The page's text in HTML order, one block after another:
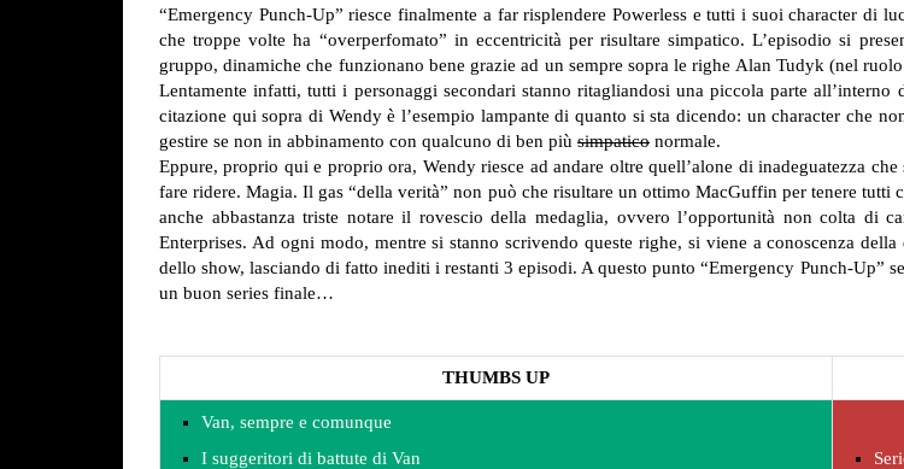
“Emergency Punch-Up” riesce finalmente a far risplendere Powerless e tutti i suoi character di
che troppe volte ha “overperfomato” in eccentricità per risultare simpatico. L’episodio si
gruppo, dinamiche che funzionano bene grazie ad un sempre sopra le righe Alan Tudyk (nel
Lentamente infatti, tutti i personaggi secondari stanno ritagliandosi una piccola parte
citazione qui sopra di Wendy è l’esempio lampante di quanto si sta dicendo: un character che
gestire se non in abbinamento con qualcuno di ben più simpatico normale.
Eppure, proprio qui e proprio ora, Wendy riesce ad andare oltre quell’alone di inadeguatezza
fare ridere. Magia. Il gas “della verità” non può che risultare un ottimo MacGuffin per tenere tutti
anche abbastanza triste notare il rovescio della medaglia, ovvero l’opportunità non colta di
Enterprises. Ad ogni modo, mentre si stanno scrivendo queste righe, si viene a conoscenza
dello show, lasciando di fatto inediti i restanti 3 episodi. A questo punto “Emergency Punch-
un buon series finale…
THUMBS UP
Van, sempre e comunque
I suggeritori di battute di Van